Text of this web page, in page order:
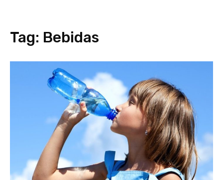
Tag: Bebidas